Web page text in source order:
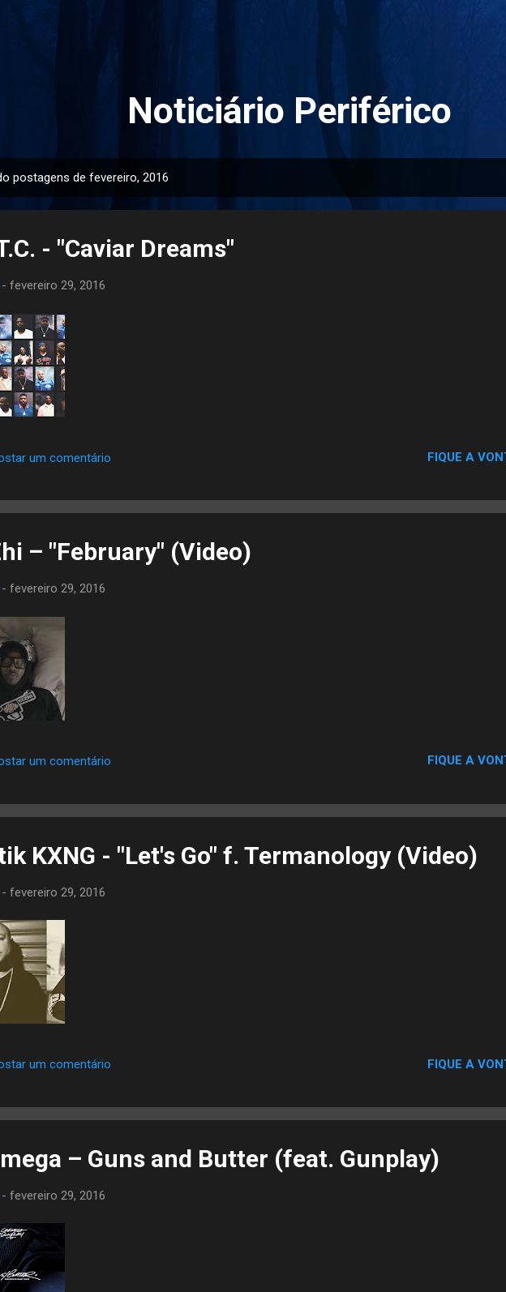
Noticiário Periférico
postagens de fevereiro, 2016
- "Caviar Dreams"
- fevereiro 29, 2016
um comentário FIQUE A
– "February" (Video)
- fevereiro 29, 2016
um comentário FIQUE A
KXNG - "Let's Go" f. Termanology (Video)
- fevereiro 29, 2016
um comentário FIQUE A
– Guns and Butter (feat. Gunplay)
- fevereiro 29, 2016